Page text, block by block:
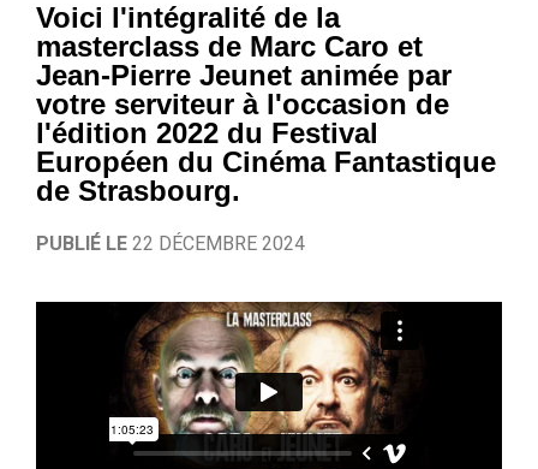
Voici l'intégralité de la
masterclass de Marc Caro et
Jean-Pierre Jeunet animée par
votre serviteur à l'occasion de
l'édition 2022 du Festival
Européen du Cinéma Fantastique
de Strasbourg.
PUBLIÉ LE 22 DÉCEMBRE 2024